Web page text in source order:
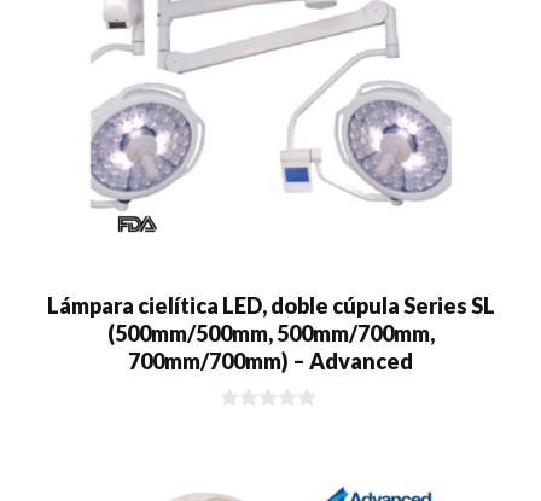
Lámpara cielítica LED, doble cúpula Series SL
(500mm/500mm, 500mm/700mm,
700mm/700mm) – Advanced